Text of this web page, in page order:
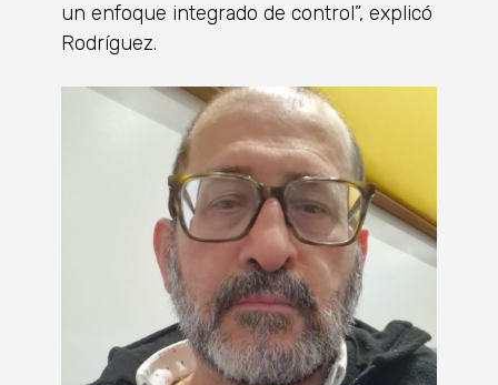
un enfoque integrado de control”, explicó
Rodríguez.